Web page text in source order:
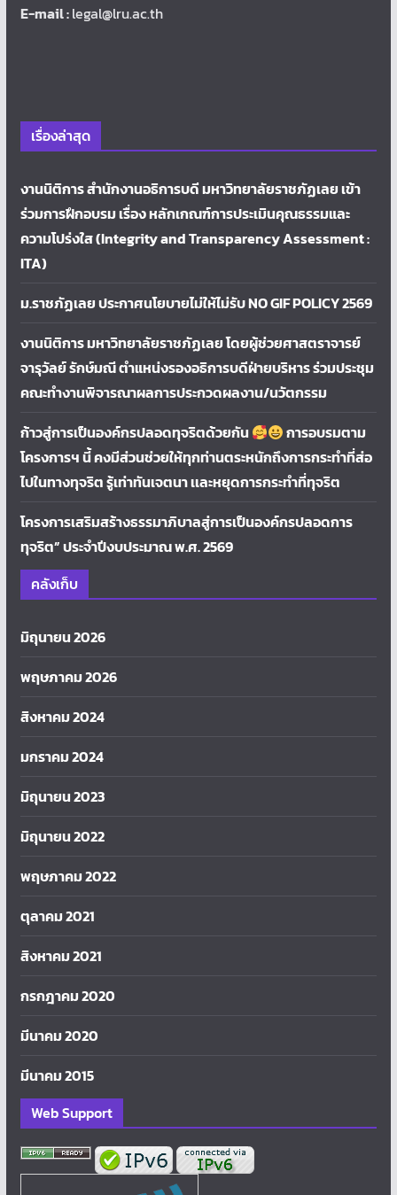
E-mail :legal@lru.ac.th
เรื่องล่าสุด
งานนิติการ สำนักงานอธิการบดี มหาวิทยาลัยราชภัฏเลย เข้า
ร่วมการฝึกอบรม เรื่อง หลักเกณฑ์การประเมินคุณธรรมและ
ความโปร่งใส (Integrity and Transparency Assessment :
ITA)
ม.ราชภัฏเลย ประกาศนโยบายไม่ให้ไม่รับ NO GIF POLICY 2569
งานนิติการ มหาวิทยาลัยราชภัฏเลย โดยผู้ช่วยศาสตราจารย์
จารุวัลย์ รักษ์มณี ตำแหน่งรองอธิการบดีฝ่ายบริหาร ร่วมประชุม
คณะทำงานพิจารณาผลการประกวดผลงาน/นวัตกรรม
ก้าวสู่การเป็นองค์กรปลอดทุจริตด้วยกัน
การอบรมตาม
โครงการฯ นี้ คงมีส่วนช่วยให้ทุกท่านตระหนักถึงการกระทำที่ส่อ
ไปในทางทุจริต รู้เท่าทันเจตนา เเละหยุดการกระทำที่ทุจริต
โครงการเสริมสร้างธรรมาภิบาลสู่การเป็นองค์กรปลอดการ
ทุจริต” ประจำปีงบประมาณ พ.ศ. 2569
คลังเก็บ
มิถุนายน 2026
พฤษภาคม 2026
สิงหาคม 2024
มกราคม 2024
มิถุนายน 2023
มิถุนายน 2022
พฤษภาคม 2022
ตุลาคม 2021
สิงหาคม 2021
กรกฎาคม 2020
มีนาคม 2020
มีนาคม 2015
Web Support